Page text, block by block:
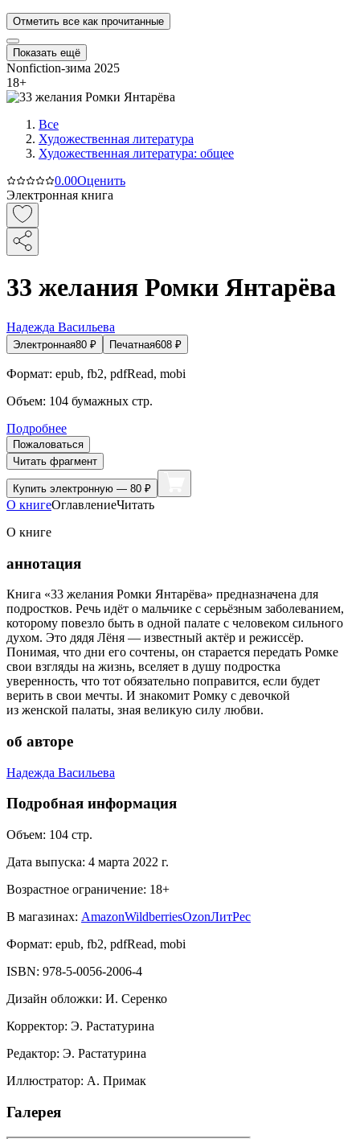
Отметить все как прочитанные
Показать ещё
Nonfiction-зима 2025
18+
Все
Художественная литература
Художественная литература: общее
0.00Оценить
Электронная книга
33 желания Ромки Янтарёва
Надежда Васильева
Электронная80 ₽ Печатная608 ₽
Формат: epub, fb2, pdfRead, mobi
Объем: 104 бумажных стр.
Подробнее
Пожаловаться
Читать фрагмент
Купить электронную — 80 ₽
О книгеОглавлениеЧитать
О книге
аннотация
Книга «33 желания Ромки Янтарёва» предназначена для
подростков. Речь идёт о мальчике с серьёзным заболеванием,
которому повезло быть в одной палате с человеком сильного
духом. Это дядя Лёня — известный актёр и режиссёр.
Понимая, что дни его сочтены, он старается передать Ромке
свои взгляды на жизнь, вселяет в душу подростка
уверенность, что тот обязательно поправится, если будет
верить в свои мечты. И знакомит Ромку с девочкой
из женской палаты, зная великую силу любви.
об авторе
Надежда Васильева
Подробная информация
Объем: 104 стр.
Дата выпуска: 4 марта 2022 г.
Возрастное ограничение: 18+
В магазинах: AmazonWildberriesOzonЛитРес
Формат: epub, fb2, pdfRead, mobi
ISBN: 978-5-0056-2006-4
Дизайн обложки: И. Серенко
Корректор: Э. Растатурина
Редактор: Э. Растатурина
Иллюстратор: А. Примак
Галерея